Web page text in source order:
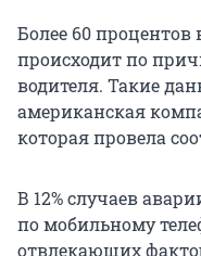
Более 60
происходит по
водителя. Такие
американская
которая провела
В 12% случаев
по мобильному
отвлекающих